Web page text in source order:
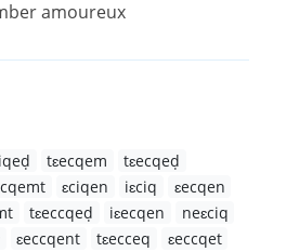
amoureux
tɛecqem
tɛecqeḍ
ɛciqen iɛciq
ɛecqen
tɛeccqeḍ iɛecqen
neɛciq
ɛeccqent tɛecceq
ɛeccqet